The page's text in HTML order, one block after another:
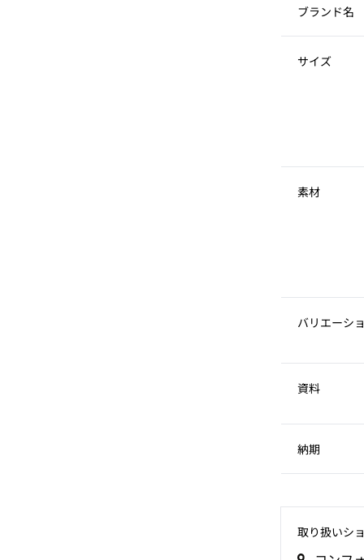
ブランド名
サイズ
素材
バリエーシ
資料
納期
取り扱いシ